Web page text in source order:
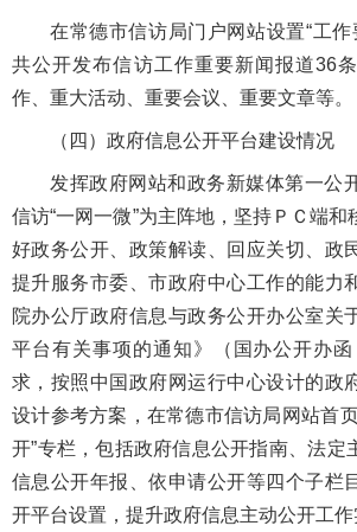
在常德市信访局门户网站设置“工
共公开发布信访工作重要新闻报道36
作、重大活动、重要会议、重要文章等。
（四）政府信息公开平台建设情况
发挥政府网站和政务新媒体第一公
信访“一网一微”为主阵地，坚持ＰＣ端
好政务公开、政策解读、回应关切、政
提升服务市委、市政府中心工作的能力
院办公厅政府信息与政务公开办公室关
平台有关事项的通知》（国办公开办
求，按照中国政府网运行中心设计的政
设计参考方案，在常德市信访局网站首
开”专栏，包括政府信息公开指南、法定
信息公开年报、依申请公开等四个子栏
开平台设置，提升政府信息主动公开工作